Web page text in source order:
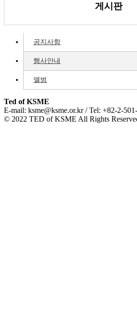
게시판
공지사항
행사안내
앨범
Ted of KSME
E-mail: ksme@ksme.or.kr / Tel: +82-2-
© 2022 TED of KSME All Rights